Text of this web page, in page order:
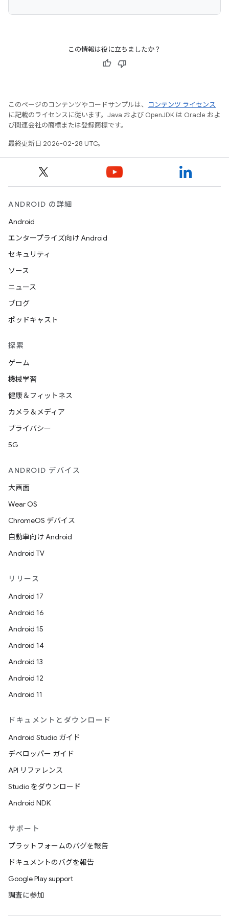
この情報は役に立ちましたか？
このページのコンテンツやコードサンプルは、
コンテンツ ライセンス
に記載のライセンスに従います。Java および OpenJDK は Oracle およ
び関連会社の商標または登録商標です。
最終更新日 2026-02-28 UTC。
ANDROID の詳細
Android
エンタープライズ向け Android
セキュリティ
ソース
ニュース
ブログ
ポッドキャスト
探索
ゲーム
機械学習
健康＆フィットネス
カメラ＆メディア
プライバシー
5G
ANDROID デバイス
大画面
Wear OS
ChromeOS デバイス
自動車向け Android
Android TV
リリース
Android 17
Android 16
Android 15
Android 14
Android 13
Android 12
Android 11
ドキュメントとダウンロード
Android Studio ガイド
デベロッパー ガイド
API リファレンス
Studio をダウンロード
Android NDK
サポート
プラットフォームのバグを報告
ドキュメントのバグを報告
Google Play support
調査に参加